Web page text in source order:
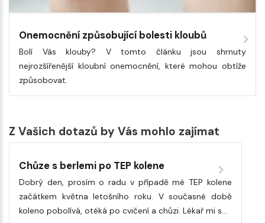
Onemocnění způsobující bolesti kloubů
Bolí Vás klouby? V tomto článku jsou shrnuty
nejrozšířenější kloubní onemocnění, které mohou obtíže
způsobovat.
Z Vašich dotazů by Vás mohlo zajímat
Chůze s berlemi po TEP kolene
Dobrý den, prosím o radu v případě mé TEP kolene
začátkem května letošního roku. V současné době
koleno pobolívá, otéká po cvičení a chůzi. Lékař mi s…